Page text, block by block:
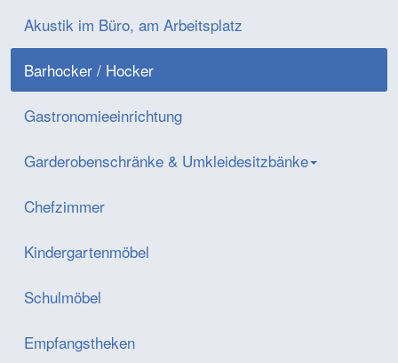
Akustik im Büro, am Arbeitsplatz
Barhocker / Hocker
Gastronomieeinrichtung
Garderobenschränke & Umkleidesitzbänke
Chefzimmer
Kindergartenmöbel
Schulmöbel
Empfangstheken